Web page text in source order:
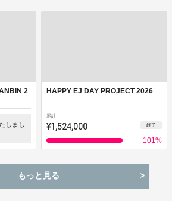
2
しまし
HAPPY EJ DAY PROJECT 2026
累計
¥1,524,000 終了
101%
もっと見る